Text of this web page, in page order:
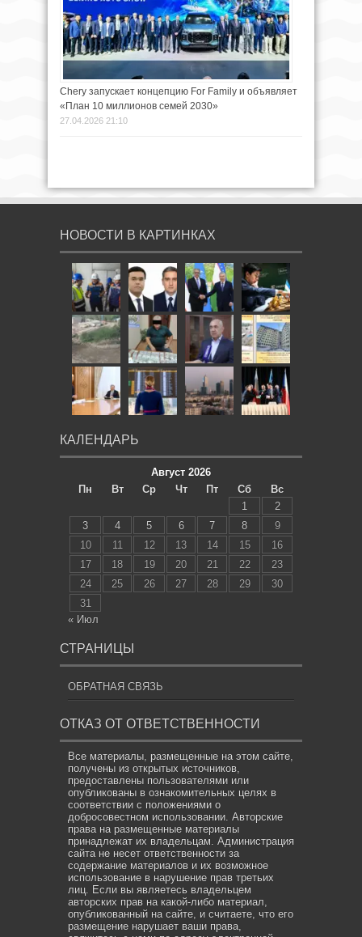
Chery запускает концепцию For Family и объявляет
«План 10 миллионов семей 2030»
27.04.2026 21:10
НОВОСТИ В КАРТИНКАХ
КАЛЕНДАРЬ
Август 2026
Пн
Вт Ср Чт Пт Сб
Вс
1
2
3
4 5 6 7 8
9
10
11 12 13 14 15
16
17
18 19 20 21 22
23
24
25 26 27 28 29
30
31
« Июл
СТРАНИЦЫ
ОБРАТНАЯ СВЯЗЬ
ОТКАЗ ОТ ОТВЕТСТВЕННОСТИ
Все материалы, размещенные на этом сайте,
получены из открытых источников,
предоставлены пользователями или
опубликованы в ознакомительных целях в
соответствии с положениями о
добросовестном использовании. Авторские
права на размещенные материалы
принадлежат их владельцам. Администрация
сайта не несет ответственности за
содержание материалов и их возможное
использование в нарушение прав третьих
лиц. Если вы являетесь владельцем
авторских прав на какой-либо материал,
опубликованный на сайте, и считаете, что его
размещение нарушает ваши права,